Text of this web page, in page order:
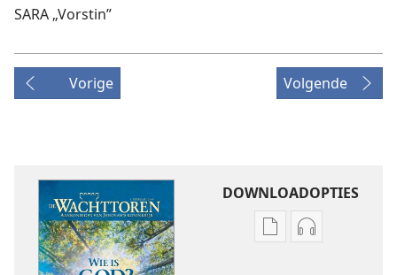
SARA „Vorstin”
Vorige Volgende
DOWNLOADOPTIES
Downloadopties